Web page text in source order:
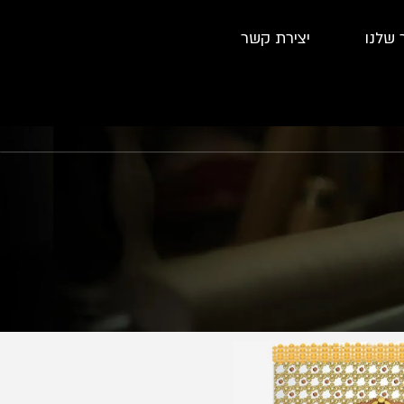
שלנו יצירת קשר